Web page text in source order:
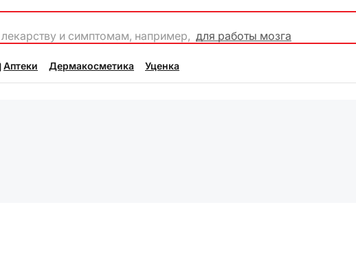
и симптомам, например, для работы мозга
Аптеки Дермакосметика Уценка